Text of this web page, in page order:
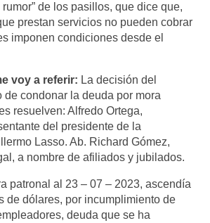
de los pasillos, que dice que,
prestan servicios no pueden cobrar
imponen condiciones desde el
voy a referir: La decisión del
condonar la deuda por mora
resuelven: Alfredo Ortega,
del presidente de la
Lasso. Ab. Richard Gómez,
a nombre de afiliados y jubilados.
patronal al 23 – 07 – 2023, ascendía
de dólares, por incumplimiento de
deuda que se ha